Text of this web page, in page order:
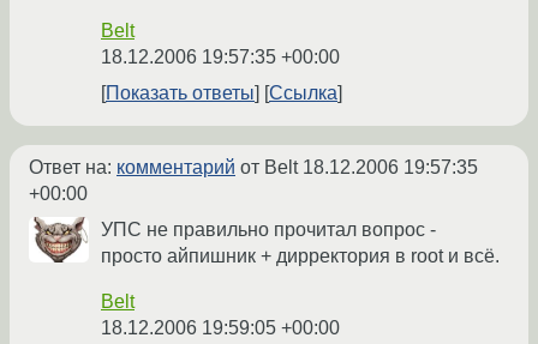
Belt
18.12.2006 19:57:35 +00:00
Показать ответы
Ссылка
Ответ на: комментарий от Belt 18.12.2006 19:57:35
+00:00
УПС не правильно прочитал вопрос -
просто айпишник + дирректория в root и всё.
Belt
18.12.2006 19:59:05 +00:00